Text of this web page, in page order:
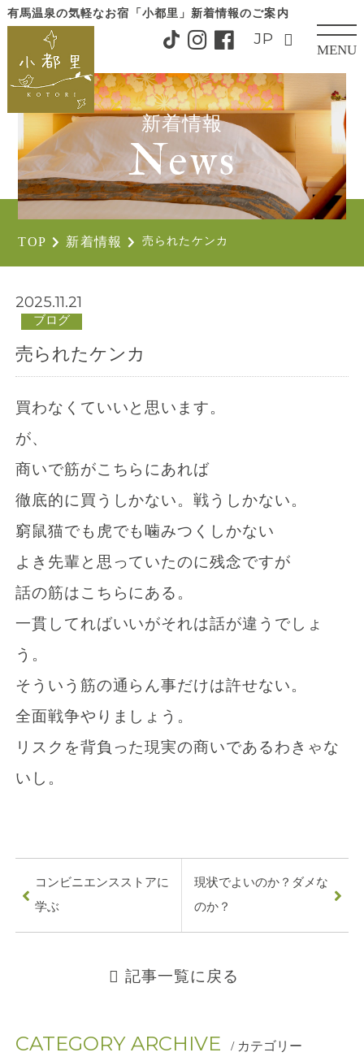
有馬温泉の気軽なお宿「小都里」 新着情報のご案内
MENU
CLOSE
0
7
9
新着情報
News
TOP 新着情報 売られたケンカ
2025.11.21
ブログ
売られたケンカ
買わなくていいと思います。
が、
商いで筋がこちらにあれば
徹底的に買うしかない。戦うしかない。
窮鼠猫でも虎でも噛みつくしかない
よき先輩と思っていたのに残念ですが
話の筋はこちらにある。
一貫してればいいがそれは話が違うでしょ
う。
そういう筋の通らん事だけは許せない。
全面戦争やりましょう。
リスクを背負った現実の商いであるわきゃな
いし。
コンビニエンスストアに
学ぶ
現状でよいのか？ダメな
のか？
記事一覧に戻る
CATEGORY ARCHIVE / カテゴリー